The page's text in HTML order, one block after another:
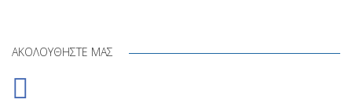
ΑΚΟΛΟΥΘΉΣΤΕ ΜΑΣ